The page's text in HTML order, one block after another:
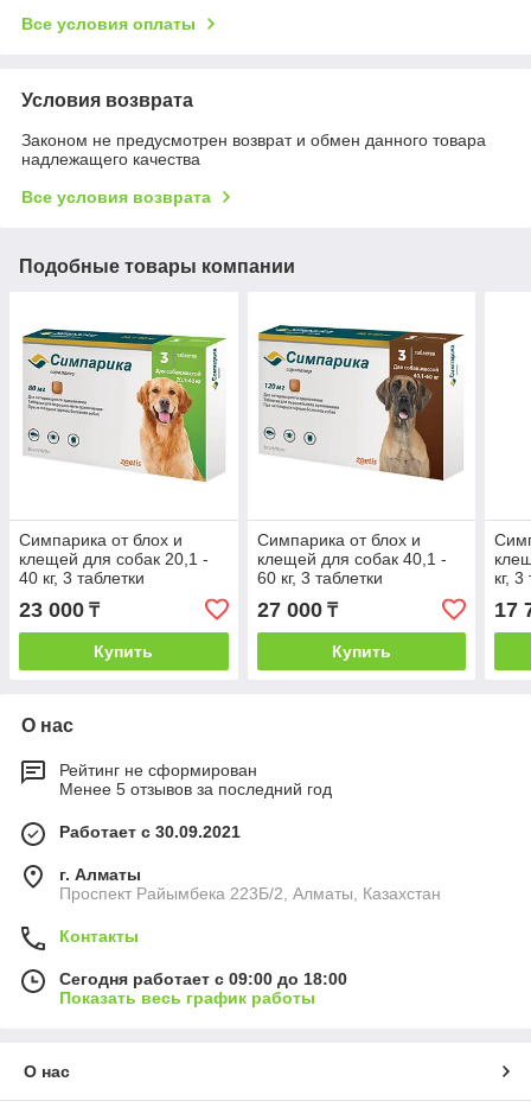
Все условия оплаты
Условия возврата
Законом не предусмотрен возврат и обмен данного товара
надлежащего качества
Все условия возврата
Подобные товары компании
Симпарика от блох и
клещей для собак 20,1 -
40 кг, 3 таблетки
23 000 ₸
Купить
Симпарика от блох и
клещей для собак 40,1 -
60 кг, 3 таблетки
27 000₸
Купить
кг,
17
О нас
Рейтинг не сформирован
Менее 5 отзывов за последний год
Работает с 30.09.2021
г. Алматы
Проспект Райымбека 223Б/2, Алматы, Казахстан
Контакты
Сегодня работает с 09:00 до 18:00
Показать весь график работы
О нас